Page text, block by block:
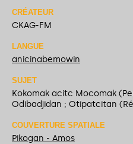
CRÉATEUR
CKAG-FM
LANGUE
anicinabemowin
SUJET
Kokomak acitc Mocomak
Odibadjidan ; Otipatcitan
COUVERTURE SPATIALE
Pikogan - Amos